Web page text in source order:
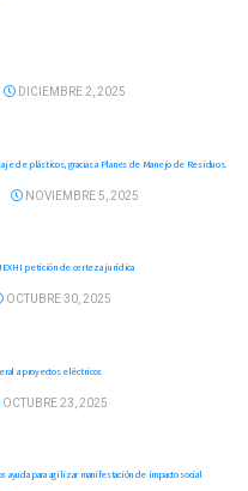
DICIEMBRE 2, 2025
de plásticos, gracias a Planes de Manejo de Residuos.
NOVIEMBRE 5, 2025
petición de certeza jurídica
OCTUBRE 30, 2025
a proyectos eléctricos
OCTUBRE 23, 2025
ayuda para agilizar manifestación de impacto social